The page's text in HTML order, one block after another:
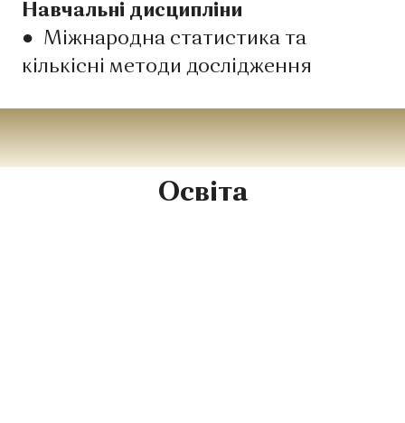
Навчальні дисципліни
● Міжнародна статистика та
кількісні методи дослідження
Освіта